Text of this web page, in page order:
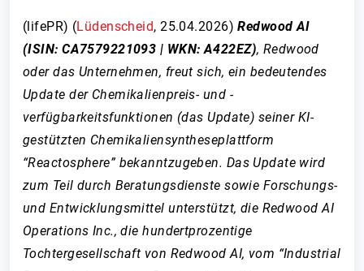
(lifePR) (Lüdenscheid,25.04.2026)Redwood AI
(ISIN: CA7579221093 | WKN: A422EZ), Redwood
oder das Unternehmen, freut sich, ein bedeutendes
Update der Chemikalienpreis- und -
verfügbarkeitsfunktionen (das Update) seiner KI-
gestützten Chemikaliensyntheseplattform
“Reactosphere” bekanntzugeben. Das Update wird
zum Teil durch Beratungsdienste sowie Forschungs-
und Entwicklungsmittel unterstützt, die Redwood AI
Operations Inc., die hundertprozentige
Tochtergesellschaft von Redwood AI, vom “Industrial